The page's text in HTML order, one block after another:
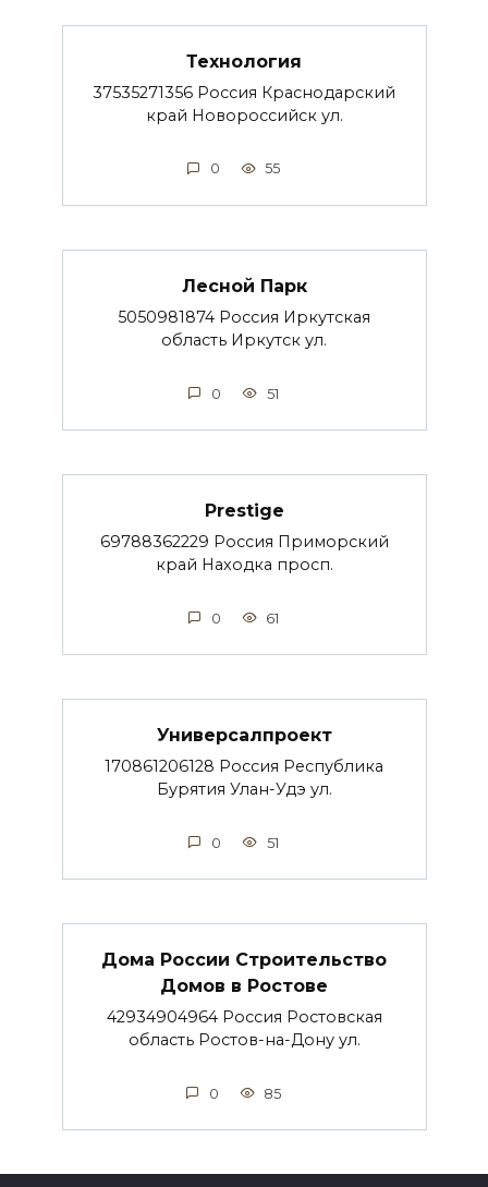
Технология
37535271356 Россия Краснодарский
край Новороссийск ул.
0 55
Лесной Парк
5050981874 Россия Иркутская
область Иркутск ул.
0 51
Prestige
69788362229 Россия Приморский
край Находка просп.
0 61
Универсалпроект
170861206128 Россия Республика
Бурятия Улан-Удэ ул.
0 51
Дома России Строительство
Домов в Ростове
42934904964 Россия Ростовская
область Ростов-на-Дону ул.
0 85